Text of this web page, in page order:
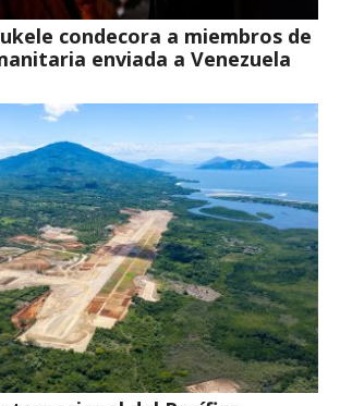
condecora a miembros de
enviada a Venezuela